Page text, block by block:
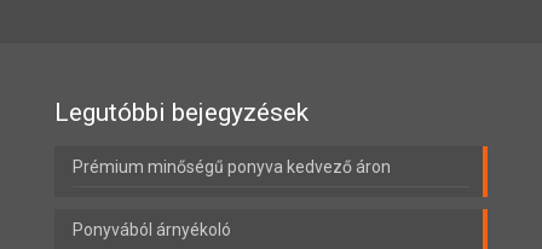
Legutóbbi bejegyzések
Prémium minőségű ponyva kedvező áron
Ponyvából árnyékoló